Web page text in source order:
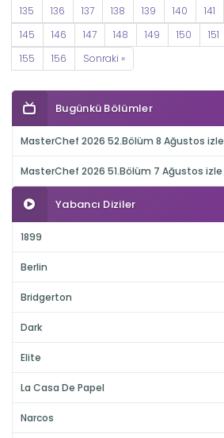
135
136 137 138 139 140 141
145
146 147 148 149 150 151
155
156 Sonraki »
Bugünkü Bölümler
MasterChef 2026 52.Bölüm 8 Ağustos izle
MasterChef 2026 51.Bölüm 7 Ağustos izle
Yabancı Diziler
1899
Berlin
Bridgerton
Dark
Elite
La Casa De Papel
Narcos